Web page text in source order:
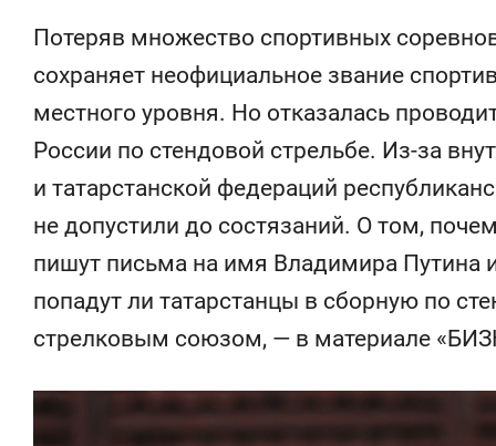
Потеряв множество спортивных
сохраняет неофициальное звание
местного уровня. Но отказалась
России по стендовой стрельбе. Из-за
и татарстанской федераций
не допустили до состязаний. О том,
пишут письма на имя Владимира Путина
попадут ли татарстанцы в сборную по
стрелковым союзом, — в материале
«В банкротствах сегодня
ищут не активы, а людей,
которые ими управляли. Они
отвечают личным
имуществом!»
Опыт
природе,
с